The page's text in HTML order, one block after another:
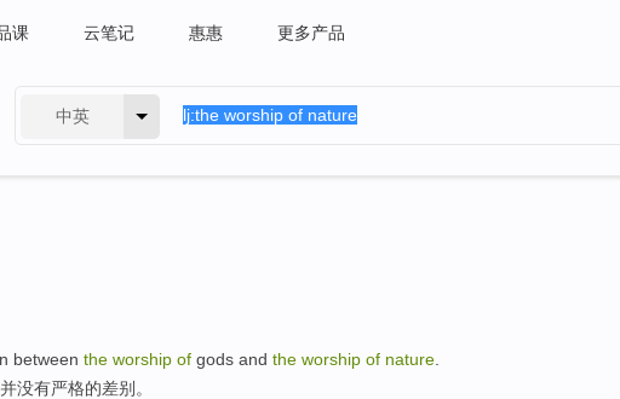
课 云笔记 惠惠 更多产品
中英
between the worship of gods and the worship of nature
没有严格的差别。